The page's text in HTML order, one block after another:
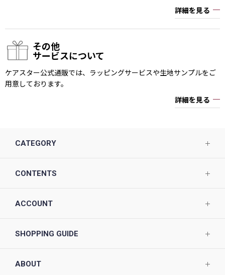
詳細を見る
その他
サービスについて
ケアスター公式通販では、ラッピングサービスや生地サンプルをご
用意しております。
詳細を見る
CATEGORY
CONTENTS
ACCOUNT
SHOPPING GUIDE
ABOUT